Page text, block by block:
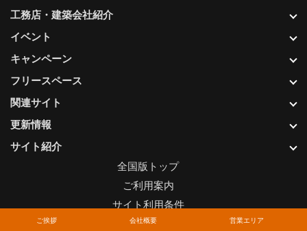
ご挨拶 会社概要 営業エリア
更新情報
サイト紹介
工務店・建築会社紹介
イベント
キャンペーン
フリースペース
関連サイト
全国版トップ
ご利用案内
サイト利用条件
プライバシーポリシー